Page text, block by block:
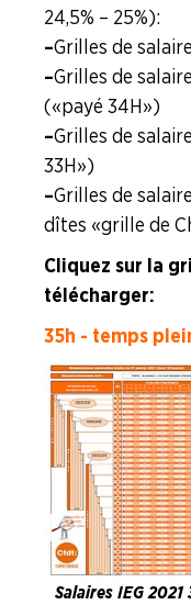
NOUS
CONNAÎTRE
BOITE
OUTILS
AGENDA
Pourquoi
adhérer ?
24,5% – 25%) :
–Grilles de
–Grilles de
(« payé 34H »)
–Grilles de
33H »)
–Grilles de
dîtes « grille de
Cliquez sur la
télécharger :
35h - temps
Salaires IEG 2021